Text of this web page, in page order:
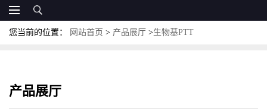
您当前的位置： 网站首页 > 产品展厅 >生物基PTT
产品展厅